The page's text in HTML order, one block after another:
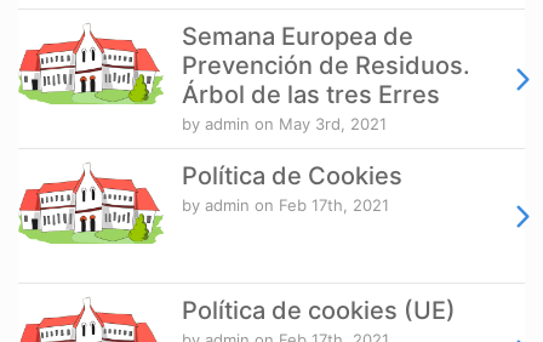
Semana Europea de
Prevención de Residuos.
Árbol de las tres Erres
by admin on May 3rd, 2021
Política de Cookies
by admin on Feb 17th, 2021
Política de cookies (UE)